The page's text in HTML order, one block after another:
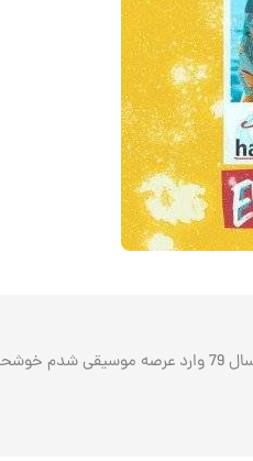
درود بر همه شما همراهان محترم موسیقی . شاهین پریز هستم نوازنده و مدرس